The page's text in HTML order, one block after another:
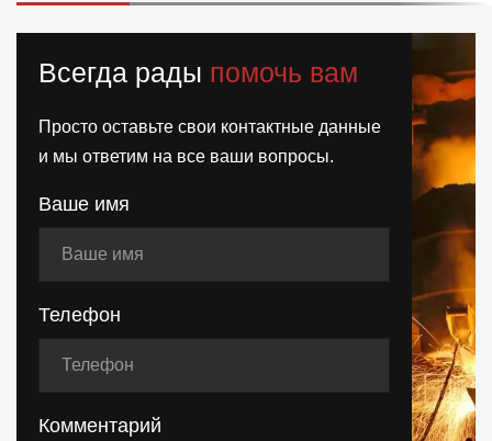
Всегда рады помочь вам
Просто оставьте свои контактные данные
и мы ответим на все ваши вопросы.
Ваше имя
Телефон
Комментарий